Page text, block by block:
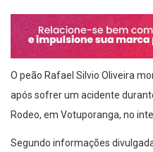
O peão Rafael Silvio Oliveira
após sofrer um acidente
Rodeo, em Votuporanga, no
Segundo informações